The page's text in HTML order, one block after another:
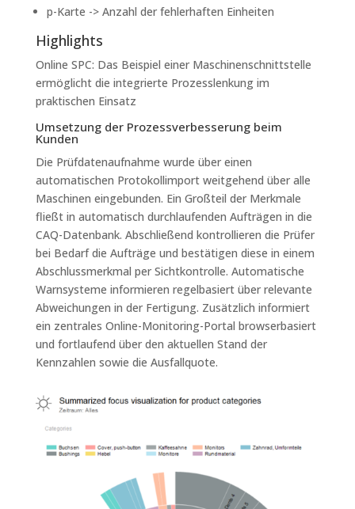
p-Karte -> Anzahl der fehlerhaften Einheiten
Highlights
Online SPC: Das Beispiel einer Maschinenschnittstelle
ermöglicht die integrierte Prozesslenkung im
praktischen Einsatz
Umsetzung der Prozessverbesserung beim
Kunden
Die Prüfdatenaufnahme wurde über einen
automatischen Protokollimport weitgehend über alle
Maschinen eingebunden. Ein Großteil der Merkmale
fließt in automatisch durchlaufenden Aufträgen in die
CAQ-Datenbank. Abschließend kontrollieren die Prüfer
bei Bedarf die Aufträge und bestätigen diese in einem
Abschlussmerkmal per Sichtkontrolle. Automatische
Warnsysteme informieren regelbasiert über relevante
Abweichungen in der Fertigung. Zusätzlich informiert
ein zentrales Online-Monitoring-Portal browserbasiert
und fortlaufend über den aktuellen Stand der
Kennzahlen sowie die Ausfallquote.